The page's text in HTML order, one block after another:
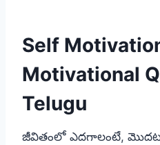
Self
Motivational
Telugu
జీవితంలో ఎదగాలంటే, మొదట